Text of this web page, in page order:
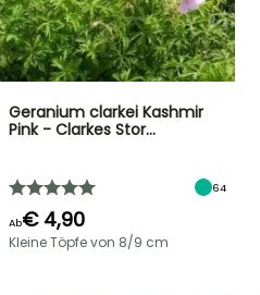
Geranium clarkei Kashmir
Pink - Clarkes Stor…
64
Ab€ 4,90
Kleine Töpfe von 8/9 cm